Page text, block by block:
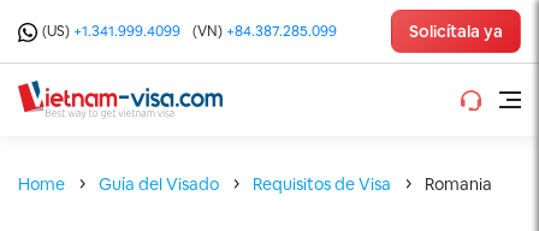
(US) +1.341.999.4099 (VN) +84.387.285.099 Solicítala ya
Home Guía del Visado Requisitos de Visa Romania